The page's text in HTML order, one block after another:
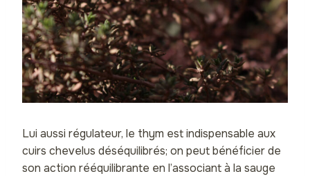
Lui aussi régulateur, le thym est indispensable aux
cuirs chevelus déséquilibrés; on peut bénéficier de
son action rééquilibrante en l’associant à la sauge